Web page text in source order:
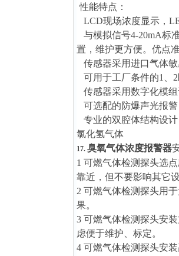
性能特点：
LCD现场浓度显示，
与模拟信号4-20mA标
置，维护更方便。优点
传感器采用进口气体
可用于工厂条件的1、
传感器采用数字化模
可选配的防爆声光报
专业的双腔体结构设
氯化氢气体
17. 臭氧气体浓度报警器
1 可燃气体检测探头选
靠近，但不要影响其它
2 可燃气体检测探头用
果。
3 可燃气体检测探头安
虑便于维护、标定。
4 可燃气体检测探头安